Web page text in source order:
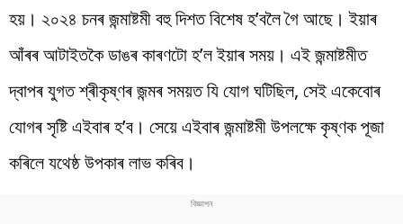
হয়। ২০২৪ চনৰ জন্মাষ্টমী বহু দিশত বিশেষ হ’বলৈ গৈ আছে। ইয়াৰ
আঁৰৰ আটাইতকৈ ডাঙৰ কাৰণটো হ’ল ইয়াৰ সময়। এই জন্মাষ্টমীত
দ্বাপৰ যুগত শ্ৰীকৃষ্ণৰ জন্মৰ সময়ত যি যোগ ঘটিছিল, সেই একেবোৰ
যোগৰ সৃষ্টি এইবাৰ হ’ব। সেয়ে এইবাৰ জন্মাষ্টমী উপলক্ষে কৃষ্ণক পূজা
কৰিলে যথেষ্ঠ উপকাৰ লাভ কৰিব।